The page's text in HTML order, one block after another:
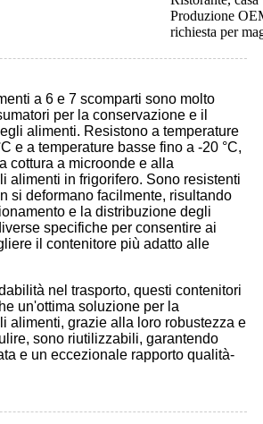
Produzione
richiesta per
a 6 e 7 scomparti sono molto
per la conservazione e il
alimenti. Resistono a temperature
e a temperature basse fino a -20 °C,
cottura a microonde e alla
alimenti in frigorifero. Sono resistenti
si deformano facilmente, risultando
e la distribuzione degli
specifiche per consentire ai
il contenitore più adatto alle
nel trasporto, questi contenitori
un'ottima soluzione per la
alimenti, grazie alla loro robustezza e
sono riutilizzabili, garantendo
e un eccezionale rapporto qualità-